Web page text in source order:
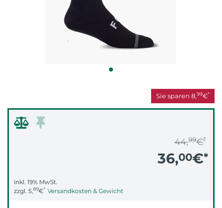
Sie sparen 8,99€*
44,99€*
36,00€*
inkl. 19% MwSt.
zzgl. 5,89€* Versandkosten & Gewicht